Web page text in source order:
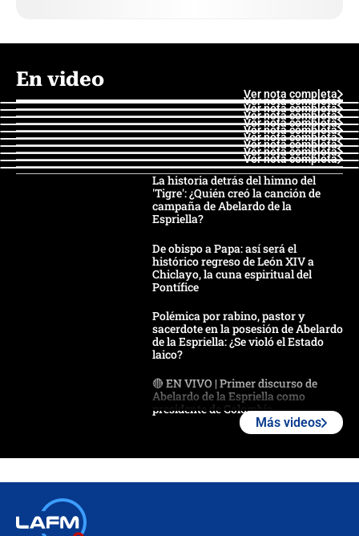
En video
Ver nota completa
Ver nota completa
Ver nota completa
Ver nota completa
Ver nota completa
Ver nota completa
Ver nota completa
Ver nota completa
Ver nota completa
Ver nota completa
La historia detrás del himno del
'Tigre': ¿Quién creó la canción de
campaña de Abelardo de la
Espriella?
De obispo a Papa: así será el
histórico regreso de León XIV a
Chiclayo, la cuna espiritual del
Pontífice
Polémica por rabino, pastor y
sacerdote en la posesión de Abelardo
de la Espriella: ¿Se violó el Estado
laico?
🔴 EN VIVO | Primer discurso de
Abelardo de la Espriella como
presidente de Colombia
Más videos